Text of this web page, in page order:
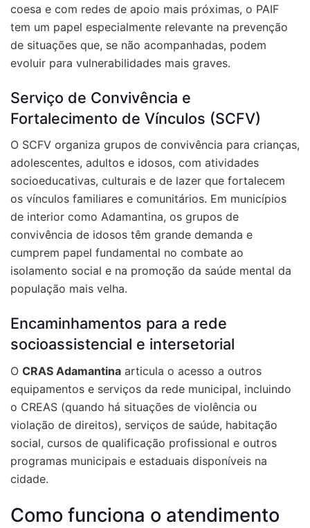
coesa e com redes de apoio mais próximas, o PAIF
tem um papel especialmente relevante na prevenção
de situações que, se não acompanhadas, podem
evoluir para vulnerabilidades mais graves.
Serviço de Convivência e
Fortalecimento de Vínculos (SCFV)
O SCFV organiza grupos de convivência para crianças,
adolescentes, adultos e idosos, com atividades
socioeducativas, culturais e de lazer que fortalecem
os vínculos familiares e comunitários. Em municípios
de interior como Adamantina, os grupos de
convivência de idosos têm grande demanda e
cumprem papel fundamental no combate ao
isolamento social e na promoção da saúde mental da
população mais velha.
Encaminhamentos para a rede
socioassistencial e intersetorial
O CRAS Adamantina articula o acesso a outros
equipamentos e serviços da rede municipal, incluindo
o CREAS (quando há situações de violência ou
violação de direitos), serviços de saúde, habitação
social, cursos de qualificação profissional e outros
programas municipais e estaduais disponíveis na
cidade.
Como funciona o atendimento